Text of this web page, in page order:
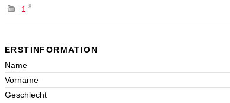
1
8
ERSTINFORMATION
Name
Vorname
Geschlecht